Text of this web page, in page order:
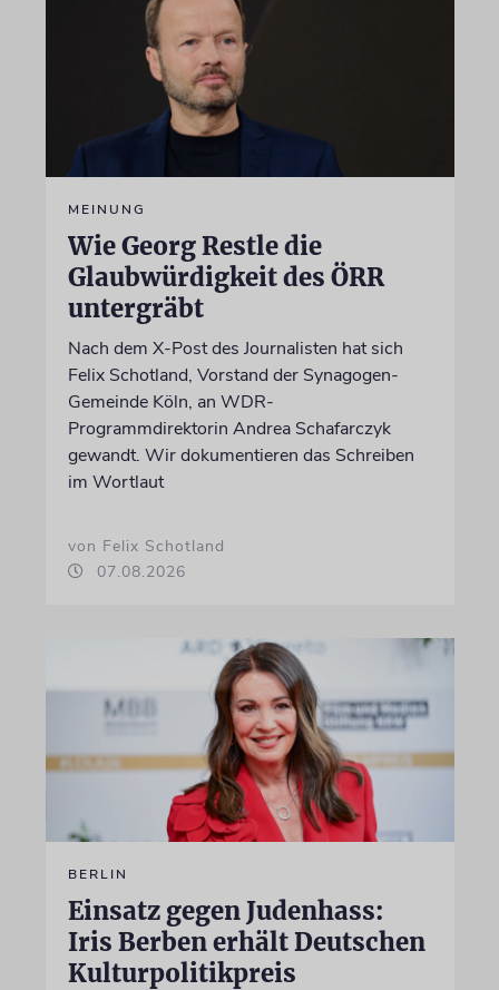
MEINUNG
Wie Georg Restle die
Glaubwürdigkeit des ÖRR
untergräbt
Nach dem X-Post des Journalisten hat sich
Felix Schotland, Vorstand der Synagogen-
Gemeinde Köln, an WDR-
Programmdirektorin Andrea Schafarczyk
gewandt. Wir dokumentieren das Schreiben
im Wortlaut
von Felix Schotland
07.08.2026
BERLIN
Einsatz gegen Judenhass:
Iris Berben erhält Deutschen
Kulturpolitikpreis